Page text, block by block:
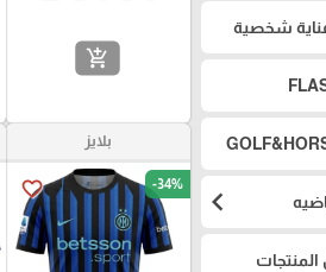
شخصية
chevron_left
add_shopping_cart
بلايز
favorite_border -34%